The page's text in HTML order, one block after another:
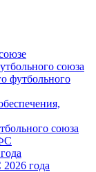
союза
футбольного
союза
года